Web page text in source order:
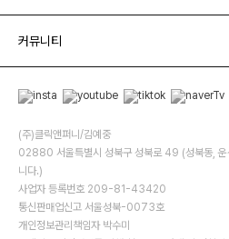
커뮤니티
(주)클릭앤퍼니/김예중
02880 서울특별시 성북구 성북로 49 (성북동, 운
니다.)
사업자 등록번호 209-81-43420
통신판매업신고 서울성북-0073호
개인정보관리책임자 박수미